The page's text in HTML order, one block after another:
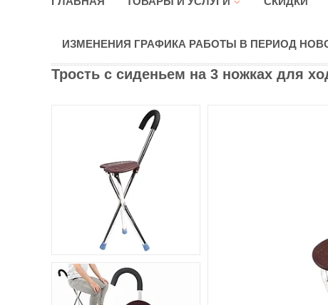
ИЗМЕНЕНИЯ ГРАФИКА РАБОТЫ В ПЕРИОД
Трость с сиденьем на 3 ножках для